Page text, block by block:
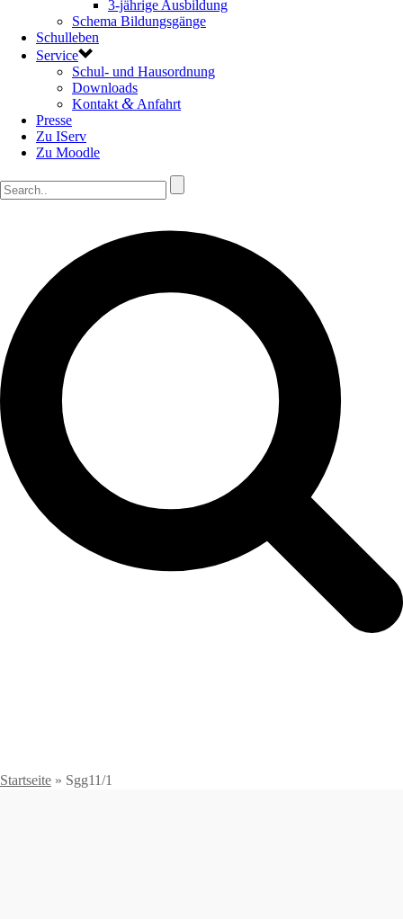
3-jährige Ausbildung
Schema Bildungsgänge
Schulleben
Service
Schul- und Hausordnung
Downloads
Kontakt & Anfahrt
Presse
Zu IServ
Zu Moodle
Startseite » Sgg11/1